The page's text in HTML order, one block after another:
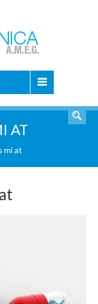
AT
mi at